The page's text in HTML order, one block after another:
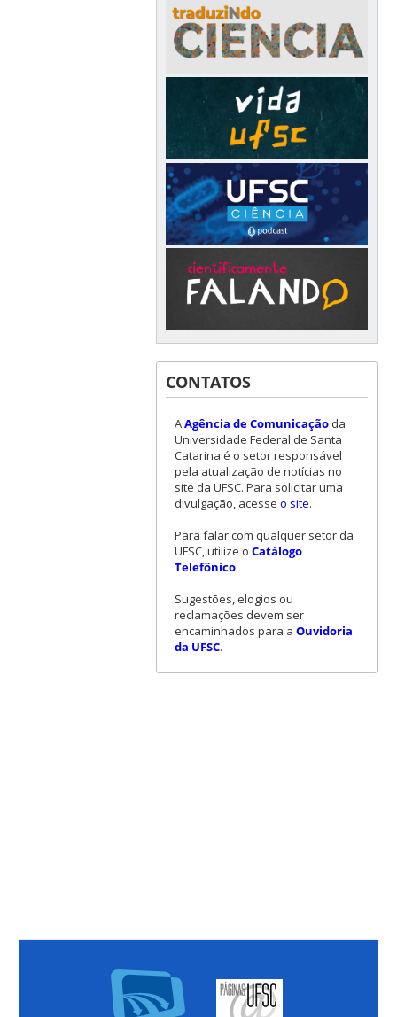
CONTATOS
AAgência de Comunicaçãoda
Universidade Federal de Santa
Catarina é o setor responsável
pela atualização de notícias no
site da UFSC. Para solicitar uma
divulgação, acesse o site.
Para falar com qualquer setor da
UFSC, utilize o Catálogo
Telefônico.
Sugestões, elogios ou
reclamações devem ser
encaminhados para a Ouvidoria
da UFSC.